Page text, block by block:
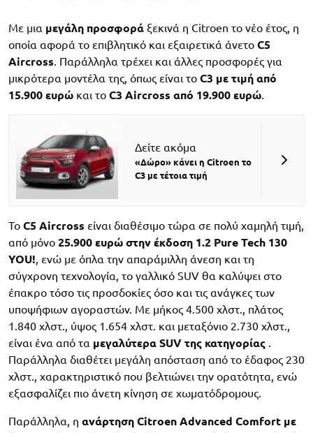
Με μια μεγάλη προσφορά ξεκινά η Citroen το νέο έτος, η
οποία αφορά το επιβλητικό και εξαιρετικά άνετο C5
Aircross. Παράλληλα τρέχει και άλλες προσφορές για
μικρότερα μοντέλα της, όπως είναι το C3 με τιμή από
15.900 ευρώ και το C3 Aircross από 19.900 ευρώ.
Δείτε ακόμα
«Δώρο» κάνει η Citroen το
C3 με τέτοια τιμή
Το C5 Aircross είναι διαθέσιμο τώρα σε πολύ χαμηλή τιμή,
από μόνο 25.900 ευρώ στην έκδοση 1.2 Pure Tech 130
YOU!, ενώ με όπλα την απαράμιλλη άνεση και τη
σύγχρονη τεχνολογία, το γαλλικό SUV θα καλύψει στο
έπακρο τόσο τις προσδοκίες όσο και τις ανάγκες των
υποψήφιων αγοραστών. Με μήκος 4.500 χλστ., πλάτος
1.840 χλστ., ύψος 1.654 χλστ. και μεταξόνιο 2.730 χλστ.,
είναι ένα από τα μεγαλύτερα SUV της κατηγορίας .
Παράλληλα διαθέτει μεγάλη απόσταση από το έδαφος 230
χλστ., χαρακτηριστικό που βελτιώνει την ορατότητα, ενώ
εξασφαλίζει πιο άνετη κίνηση σε χωματόδρομους.
Παράλληλα, η ανάρτηση Citroen Advanced Comfort με